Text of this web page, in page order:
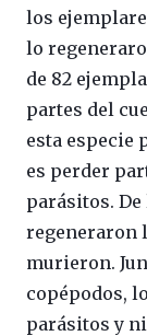
los
lo
de 82
partes del
esta especie
es perder
parásitos. De
regeneraron
murieron.
copépodos,
parásitos y